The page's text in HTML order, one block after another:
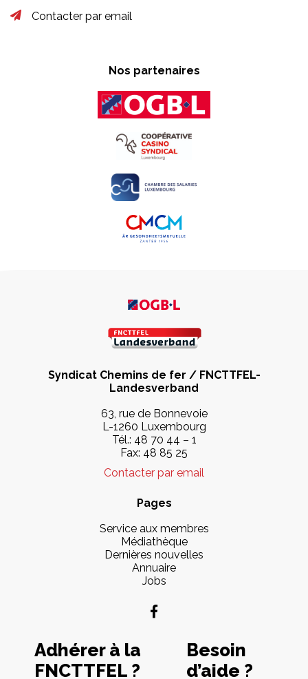
Contacter par email
Nos partenaires
Syndicat Chemins de fer / FNCTTFEL-
Landesverband
63, rue de Bonnevoie
L-1260 Luxembourg
Tél.: 48 70 44 – 1
Fax: 48 85 25
Contacter par email
Pages
Service aux membres
Médiathèque
Dernières nouvelles
Annuaire
Jobs
Adhérer à la
FNCTTFEL ?
Besoin
d’aide ?